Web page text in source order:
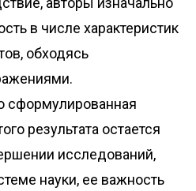
в числе характеристик
обходясь
сформулированная
результата остается
исследований,
науки, ее важность